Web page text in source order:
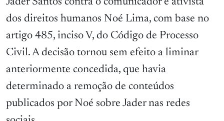
dos direitos humanos Noé Lima, com base no
artigo 485, inciso V, do Código de Processo
Civil. A decisão tornou sem efeito a liminar
anteriormente concedida, que havia
determinado a remoção de conteúdos
publicados por Noé sobre Jader nas redes